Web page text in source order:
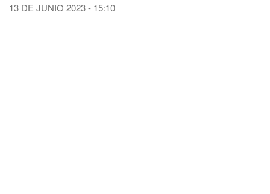
13 DE JUNIO 2023 - 15:10